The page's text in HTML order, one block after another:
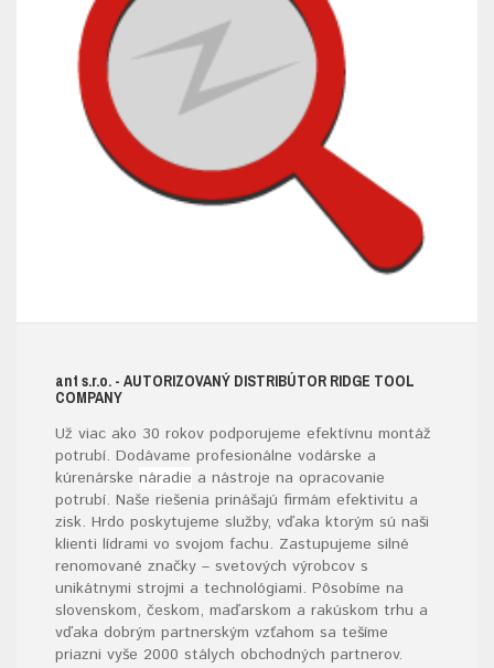
ant s.r.o. - AUTORIZOVANÝ DISTRIBÚTOR RIDGE TOOL
COMPANY
Už viac ako 30 rokov podporujeme efektívnu montáž
potrubí. Dodávame profesionálne vodárske a
kúrenárske náradie a nástroje na opracovanie
potrubí. Naše riešenia prinášajú firmám efektivitu a
zisk. Hrdo poskytujeme služby, vďaka ktorým sú naši
klienti lídrami vo svojom fachu. Zastupujeme silné
renomované značky – svetových výrobcov s
unikátnymi strojmi a technológiami. Pôsobíme na
slovenskom, českom, maďarskom a rakúskom trhu a
vďaka dobrým partnerským vzťahom sa tešíme
priazni vyše 2000 stálych obchodných partnerov.